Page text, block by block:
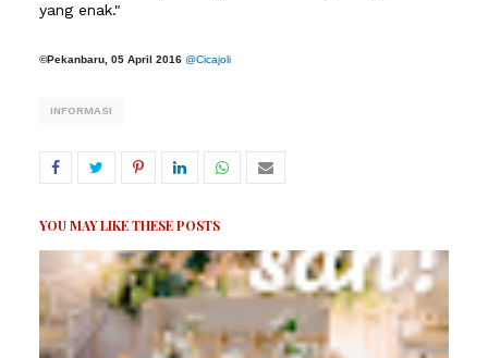
yang enak."
©Pekanbaru, 05 April 2016 @Cicajoli
INFORMASI
YOU MAY LIKE THESE POSTS